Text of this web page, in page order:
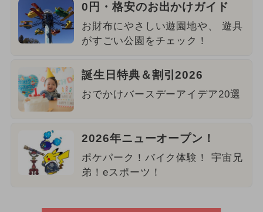
0円・格安のお出かけガイド
お財布にやさしい遊園地や、 遊具
がすごい公園をチェック！
誕生日特典＆割引2026
おでかけバースデーアイデア20選
2026年ニューオープン！
ポケパーク！バイク体験！ 宇宙兄
弟！eスポーツ！